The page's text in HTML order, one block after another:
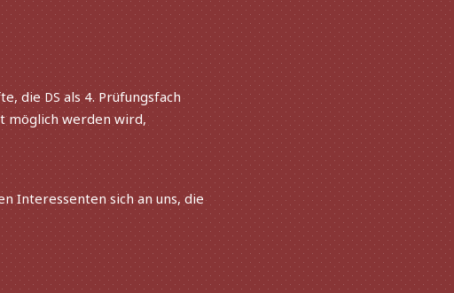
dieDS als 4. Prüfungsfach
möglich werden wird,
Interessenten sich an uns, die